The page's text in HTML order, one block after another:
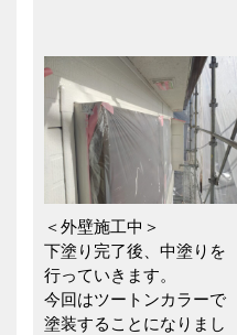
＜外壁施工中＞
下塗り完了後、中塗りを
行っていきます。
今回はツートンカラーで
塗装することになりまし